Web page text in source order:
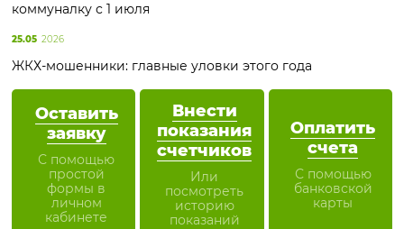
Оставить
заявку
С помощью
простой
формы в
личном
кабинете
Внести
показания
счетчиков
Или
посмотреть
историю
показаний
Оплатить
счета
С помощью
банковской
карты
коммуналку с 1 июля
25.05 2026
ЖКХ-мошенники: главные уловки этого года